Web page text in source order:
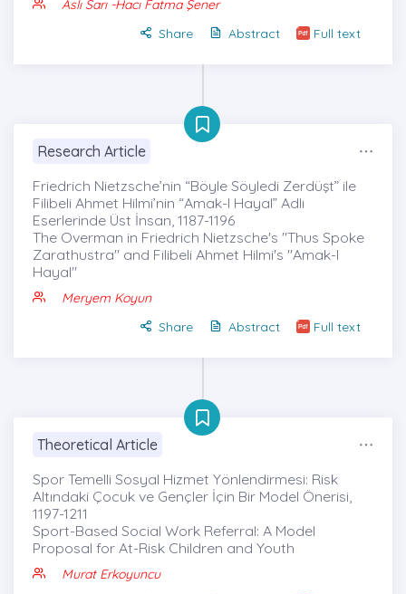
Aslı Sarı-Hacı Fatma Şener
Share
Abstract Full text
Research Article
Friedrich Nietzsche’nin “Böyle Söyledi Zerdüşt” ile
Filibeli Ahmet Hilmi’nin “Amak-I Hayal” Adlı
Eserlerinde Üst İnsan, 1187-1196
The Overman in Friedrich Nietzsche's "Thus Spoke
Zarathustra" and Filibeli Ahmet Hilmi's "Amak-I
Hayal"
Meryem Koyun
Share
Abstract Full text
Theoretical Article
Spor Temelli Sosyal Hizmet Yönlendirmesi: Risk
Altındaki Çocuk ve Gençler İçin Bir Model Önerisi,
1197-1211
Sport-Based Social Work Referral: A Model
Proposal for At-Risk Children and Youth
Murat Erkoyuncu